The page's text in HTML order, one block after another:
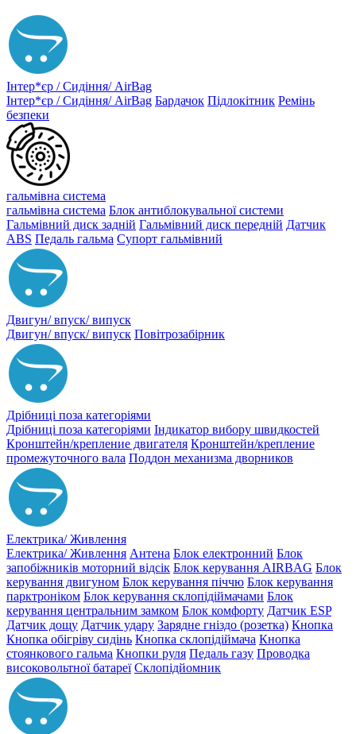
Інтер*єр / Сидіння/ AirBag
Інтер*єр / Сидіння/ AirBag Бардачок Підлокітник Ремінь
безпеки
гальмівна система
гальмівна система Блок антиблокувальної системи
Гальмівний диск задній Гальмівний диск передній Датчик
ABS Педаль гальма Супорт гальмівний
Двигун/ впуск/ випуск
Двигун/ впуск/ випуск Повітрозабірник
Дрібниці поза категоріями
Дрібниці поза категоріями Індикатор вибору швидкостей
Кронштейн/крепление двигателя Кронштейн/крепление
промежуточного вала Поддон механизма дворников
Електрика/ Живлення
Електрика/ Живлення Антена Блок електронний Блок
запобіжників моторний відсік Блок керування AIRBAG Блок
керування двигуном Блок керування піччю Блок керування
парктроніком Блок керування склопідіймачами Блок
керування центральним замком Блок комфорту Датчик ESP
Датчик дощу Датчик удару Зарядне гніздо (розетка) Кнопка
Кнопка обігріву сидінь Кнопка склопідіймача Кнопка
стоянкового гальма Кнопки руля Педаль газу Проводка
високовольтної батареї Склопідйомник